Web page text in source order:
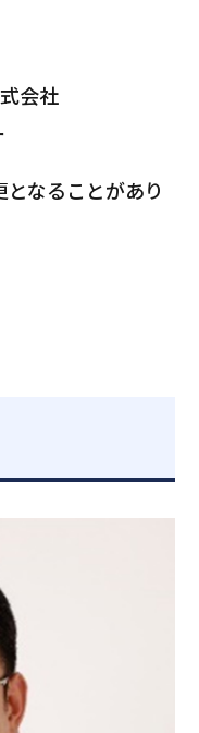
会社
なることがあり